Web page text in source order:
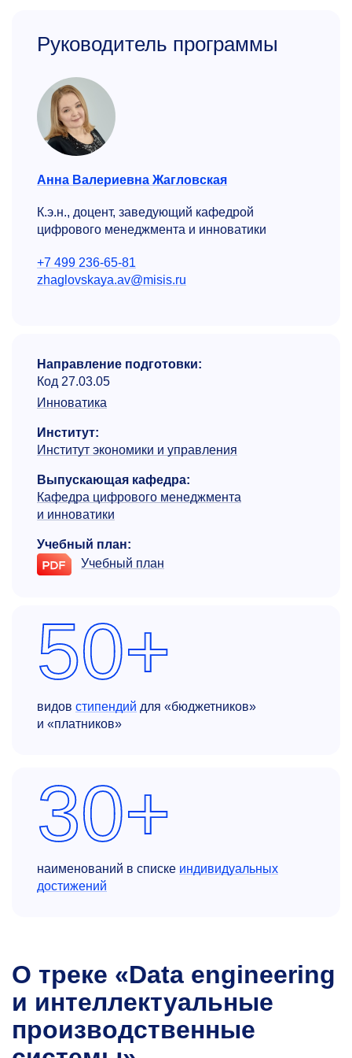
Руководитель программы
Анна Валериевна Жагловская
К.э.н., доцент, заведующий кафедрой
цифрового менеджмента и инноватики
+7 499 236-65-81
zhaglovskaya.av@misis.ru
Направление подготовки:
Код 27.03.05
Инноватика
Институт:
Институт экономики и управления
Выпускающая кафедра:
Кафедра цифрового менеджмента
и инноватики
Учебный план:
Учебный план
50+
видов стипендий для «бюджетников»
и «платников»
30+
наименований в списке индивидуальных
достижений
О треке «Data engineering
и интеллектуальные
производственные